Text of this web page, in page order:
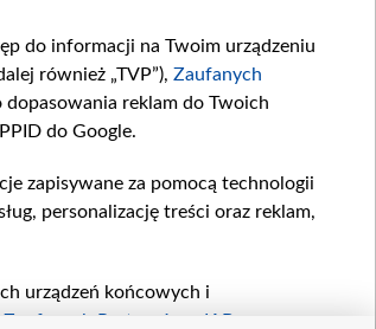
do informacji na Twoim urządzeniu
również „TVP”), Zaufanych
reklam do Twoich
do Google.
zapisywane za pomocą technologii
personalizację treści oraz reklam,
urządzeń końcowych i
Zaufanych Partnerów z IAB